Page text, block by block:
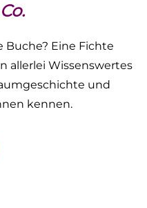
Buche? Eine Fichte
allerlei Wissenswertes
und
kennen.